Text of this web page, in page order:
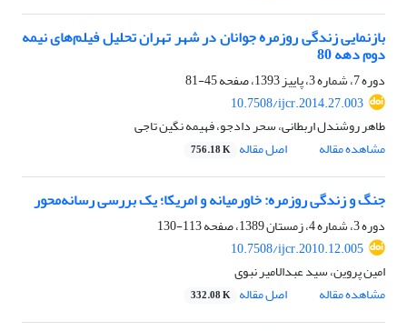
بازنمایی زندگی روزمره جوانان در شهر تهران تحلیل فیلم‌های نیمه
دوم دهه 80
دوره 7، شماره 3، پاییز 1393، صفحه
45-81
10.7508/ijcr.2014.27.003
طاهر روشندل اربطانی، سحر دادجو، فهیمه نگین تاجی
مشاهده مقاله
اصل مقاله 756.18 K
جنگ و زندگی روزمره: خاورمیانه و امریکا؛ یک بررسی رسانه‌محور
دوره 3، شماره 4، زمستان 1389، صفحه
113-130
10.7508/ijcr.2010.12.005
امین پروین، سید عبدالامیر نبوی
مشاهده مقاله
اصل مقاله 332.08 K